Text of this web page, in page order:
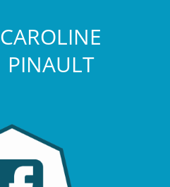
CAROLINE
PINAULT